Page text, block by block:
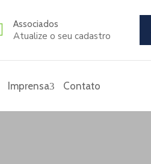
Associados
Atualize o seu cadastro
Imprensa Contato